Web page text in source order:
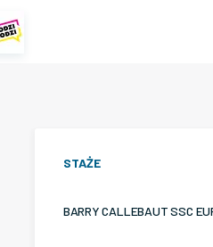
STAŻE
BARRY CALLEBAUT SSC